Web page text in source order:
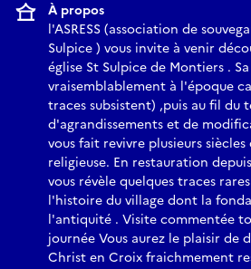
À propos
l'ASRESS (association de
Sulpice ) vous invite à venir
église St Sulpice de Montiers .
vraisemblablement à l'époque
traces subsistent) ,puis au fil du
d'agrandissements et de
vous fait revivre plusieurs
religieuse. En restauration
vous révèle quelques traces
l'histoire du village dont la
l'antiquité . Visite commentée
journée Vous aurez le plaisir de
Christ en Croix fraichmement